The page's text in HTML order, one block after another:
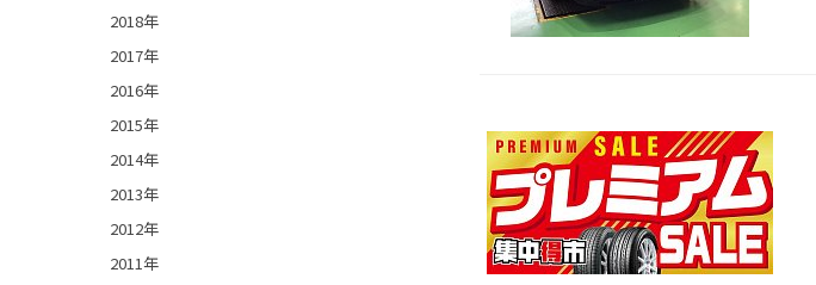
2018年
2017年
2016年
2015年
2014年
2013年
2012年
2011年